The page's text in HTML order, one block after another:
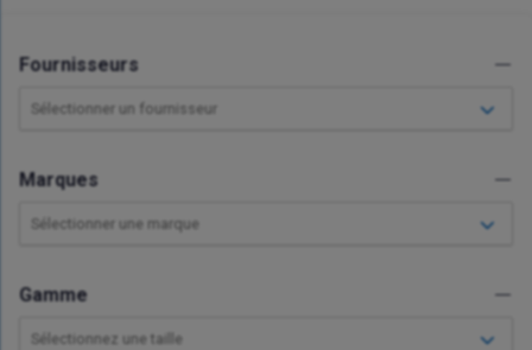
Fournisseurs
Sélectionner un fournisseur
Marques
Sélectionner une marque
Gamme
Sélectionnez une taille